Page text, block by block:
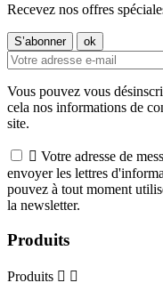
Recevez nos offres
Vous pouvez vous
cela nos informations de
site.
 Votre adresse de
envoyer les lettres
pouvez à tout moment
la newsletter.
Produits
Produits  